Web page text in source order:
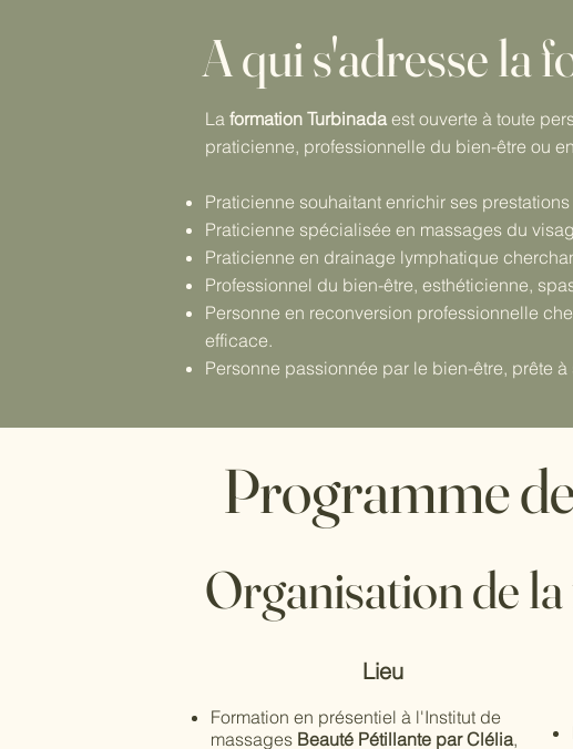
A qui s'adresse la
La formation Turbinada est ouverte à toute
praticienne, professionnelle du bien-être ou
Praticienne souhaitant enrichir ses
Praticienne spécialisée en massages du
Praticienne en drainage lymphatique
Professionnel du bien-être, esthéticienne,
Personne en reconversion professionnelle
efficace.
Personne passionnée par le bien-être, prête
Programme
Organisation de
Lieu
Formation en présentiel à l'Institut de
massages Beauté Pétillante par Clélia,